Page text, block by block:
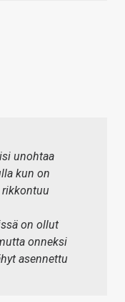
unohtaa
kun on
on ollut
onneksi
asennettu